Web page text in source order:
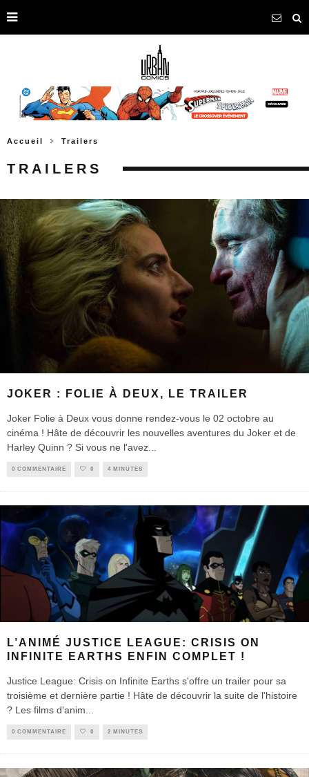
Accueil Trailers
TRAILERS
JOKER : FOLIE À DEUX, LE TRAILER
Joker Folie à Deux vous donne rendez-vous le 02 octobre au
cinéma ! Hâte de découvrir les nouvelles aventures du Joker et de
Harley Quinn ? Si vous ne l'avez
0 COMMENTAIRE 0 4 MINUTES
L’ANIMÉ JUSTICE LEAGUE: CRISIS ON
INFINITE EARTHS ENFIN COMPLET !
Justice League: Crisis on Infinite Earths s'offre un trailer pour sa
troisième et dernière partie ! Hâte de découvrir la suite de l'histoire
? Les films d'anim...
0 COMMENTAIRE 0 2 MINUTES